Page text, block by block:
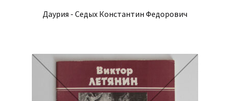
Даурия - Седых Константин Федорович